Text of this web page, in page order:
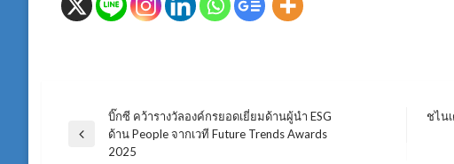
แนะแนว
Previous
บิ๊กซี คว้ารางวัลองค์กรยอดเยี่ยมด้านผู้นำ ESG
ด้าน People จากเวที Future Trends Awards
2025
ชไน